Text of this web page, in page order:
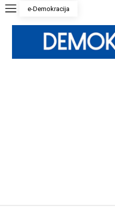
e-Demokracija